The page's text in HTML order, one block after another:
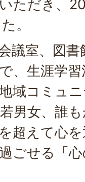
ただき、
。
議室、図書
、生涯学
域コミュ
男女、誰
超えて心
ごせる「